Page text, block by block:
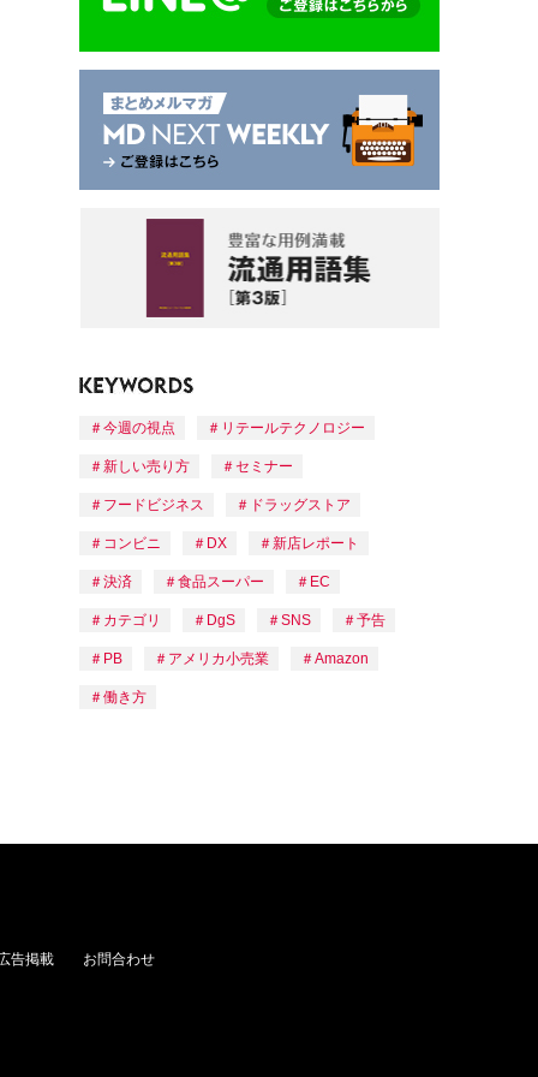
今週の視点 リテールテクノロジー
新しい売り方 セミナー
フードビジネス ドラッグストア
コンビニ DX 新店レポート
決済 食品スーパー EC
カテゴリ DgS SNS 予告
PB アメリカ小売業 Amazon
働き方
告掲載 お問合わせ